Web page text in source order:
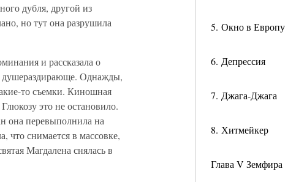
5. Окно в Европу
6. Депрессия
7. Джага-Джага
8. Хитмейкер
Глава V Земфира
дубля, другой из
но тут она разрушила
и рассказала о
душераздирающе. Однажды,
то съемки. Киношная
это не остановило.
она перевыполнила на
что снимается в массовке,
Магдалена снялась в